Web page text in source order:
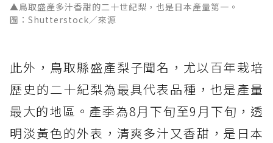
▲鳥取盛產多汁香甜的二十世紀梨，也是日本產量第一。
圖：Shutterstock／來源
此外，鳥取縣盛產梨子聞名，尤以百年栽培
歷史的二十紀梨為最具代表品種，也是產量
最大的地區。產季為8月下旬至9月下旬，透
明淡黃色的外表，清爽多汁又香甜，是日本